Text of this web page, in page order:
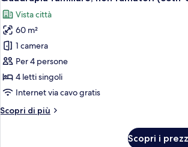
37th
Panorama
Floor,
Semi
Double)
tutte
le
foto
per
Quadrupla
familiare,
non
(33th-
Vista città
60 m²
1 camera
Per 4 persone
4 letti singoli
Internet via cavo gratis
Scopri di più
Altri
Scopri i